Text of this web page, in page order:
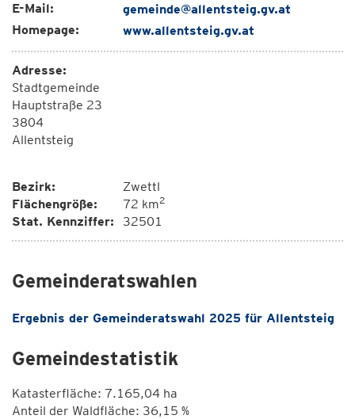
E-Mail:
gemeinde@allentsteig.gv.at
Homepage:
www.allentsteig.gv.at
Adresse:
Stadtgemeinde
Hauptstraße 23
3804
Allentsteig
Bezirk:
Zwettl
Flächengröße:
72 km2
Stat. Kennziffer: 32501
Gemeinderatswahlen
Ergebnis der Gemeinderatswahl 2025 für Allentsteig
Gemeindestatistik
Katasterfläche: 7.165,04 ha
Anteil der Waldfläche: 36,15 %